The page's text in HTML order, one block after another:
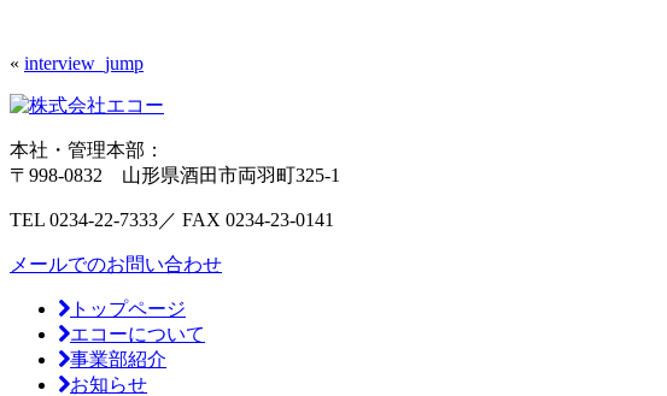
« interview_jump
本社・管理本部：
〒998-0832 山形県酒田市両羽町325-1
TEL 0234-22-7333／ FAX 0234-23-0141
メールでのお問い合わせ
トップページ
エコーについて
事業部紹介
お知らせ